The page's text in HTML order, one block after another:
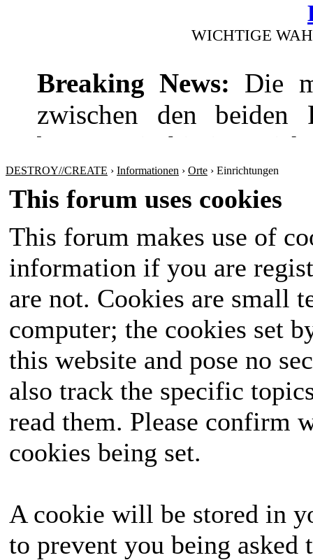
WICHTIGE
Breaking News: Die
zwischen den beiden
bevor! Die hitzige
wie die
Sicherheitspolitik
werden sich nichts
Amt im Land wird in
ausgetragen, das
die Wähler mit seinen
seine Seite ziehen
hervorgehen?
unvergessliches
DESTROY//CREATE › Informationen › Orte › Einrichtungen
This forum uses cookies
This forum makes use of
information if you are
are not. Cookies are small
computer; the cookies set
this website and pose no
also track the specific
read them. Please confirm
cookies being set.
A cookie will be stored in
to prevent you being